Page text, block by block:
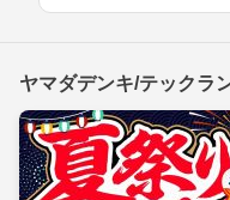
ヤマダデンキ/テックラ